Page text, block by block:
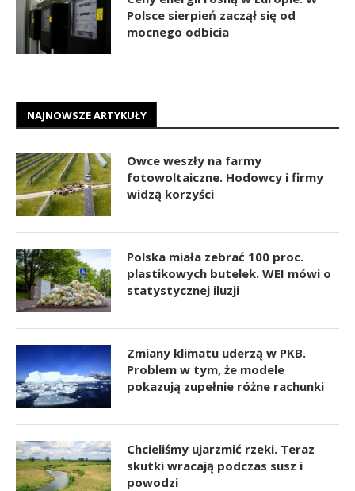
Polsce sierpień zaczął się od
mocnego odbicia
NAJNOWSZE ARTYKUŁY
Owce weszły na farmy
fotowoltaiczne. Hodowcy i firmy
widzą korzyści
Polska miała zebrać 100 proc.
plastikowych butelek. WEI mówi o
statystycznej iluzji
Zmiany klimatu uderzą w PKB.
Problem w tym, że modele
pokazują zupełnie różne rachunki
Chcieliśmy ujarzmić rzeki. Teraz
skutki wracają podczas susz i
powodzi